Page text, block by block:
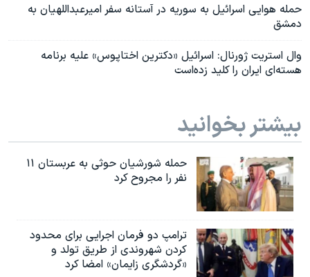
حمله هوایی اسرائیل به سوریه در آستانه سفر امیرعبداللهیان به
دمشق
وال استریت ژورنال: اسرائیل «دکترین اختاپوس» علیه برنامه
هسته‌ای ایران را کلید زده‌است
بیشتر بخوانید
حمله شورشیان حوثی به عربستان ۱۱
نفر را مجروح کرد
ترامپ دو فرمان اجرایی برای محدود
کردن شهروندی از طریق تولد و
«گردشگری زایمان» امضا کرد